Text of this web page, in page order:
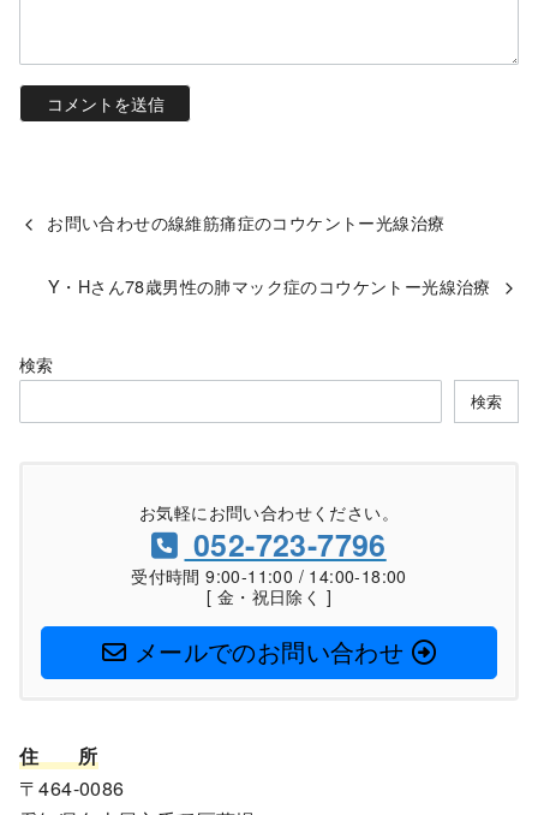
お問い合わせの線維筋痛症のコウケントー光線治療
Y・Hさん78歳男性の肺マック症のコウケントー光線治療
検索
検索
お気軽にお問い合わせください。
052-723-7796
受付時間 9:00-11:00 / 14:00-18:00
[ 金・祝日除く ]
メールでのお問い合わせ
住
所
〒464-0086